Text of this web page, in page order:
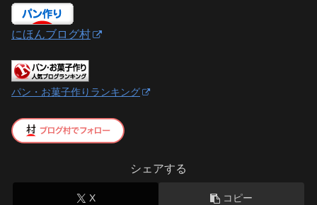
にほんブログ村
パン・お菓子作りランキング
シェアする
X コピー